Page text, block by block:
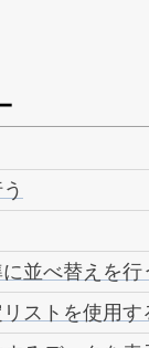
並べ替えを行
ストを使用す